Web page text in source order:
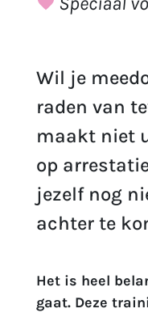
Wil je
raden van
maakt niet
op
jezelf nog
achter te
Het is heel
gaat. Deze